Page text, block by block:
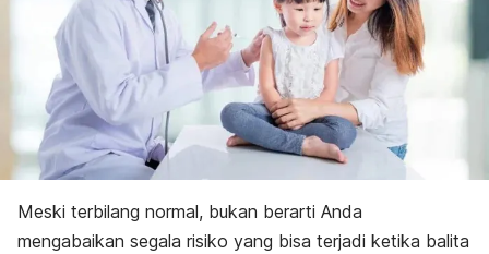
Meski terbilang normal, bukan berarti Anda
mengabaikan segala risiko yang bisa terjadi ketika balita